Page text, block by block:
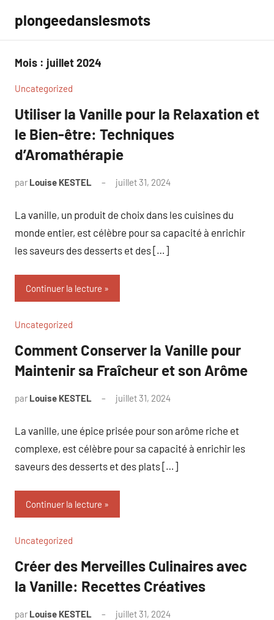
contenu
plongeedanslesmots
Mois : juillet 2024
Uncategorized
Utiliser la Vanille pour la Relaxation et
le Bien-être: Techniques
d’Aromathérapie
par Louise KESTEL juillet 31, 2024
La vanille, un produit de choix dans les cuisines du
monde entier, est célèbre pour sa capacité à enrichir
les saveurs des desserts et des […]
Continuer la lecture
Uncategorized
Comment Conserver la Vanille pour
Maintenir sa Fraîcheur et son Arôme
par Louise KESTEL juillet 31, 2024
La vanille, une épice prisée pour son arôme riche et
complexe, est célèbre pour sa capacité à enrichir les
saveurs des desserts et des plats […]
Continuer la lecture
Uncategorized
Créer des Merveilles Culinaires avec
la Vanille: Recettes Créatives
par Louise KESTEL juillet 31, 2024